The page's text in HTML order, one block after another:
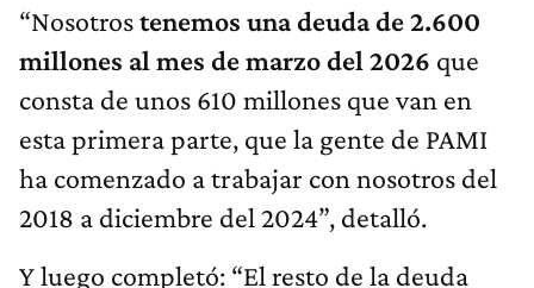
“Nosotrostenemos una deuda de 2.600
millones al mes de marzo del 2026 que
consta de unos 610 millones que van en
esta primera parte, que la gente de PAMI
ha comenzado a trabajar con nosotros del
2018 a diciembre del 2024”, detalló.
Y luego completó: “El resto de la deuda